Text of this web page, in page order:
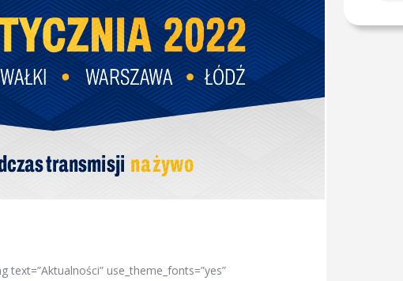
text=”Aktualności” use_theme_fonts=”yes”